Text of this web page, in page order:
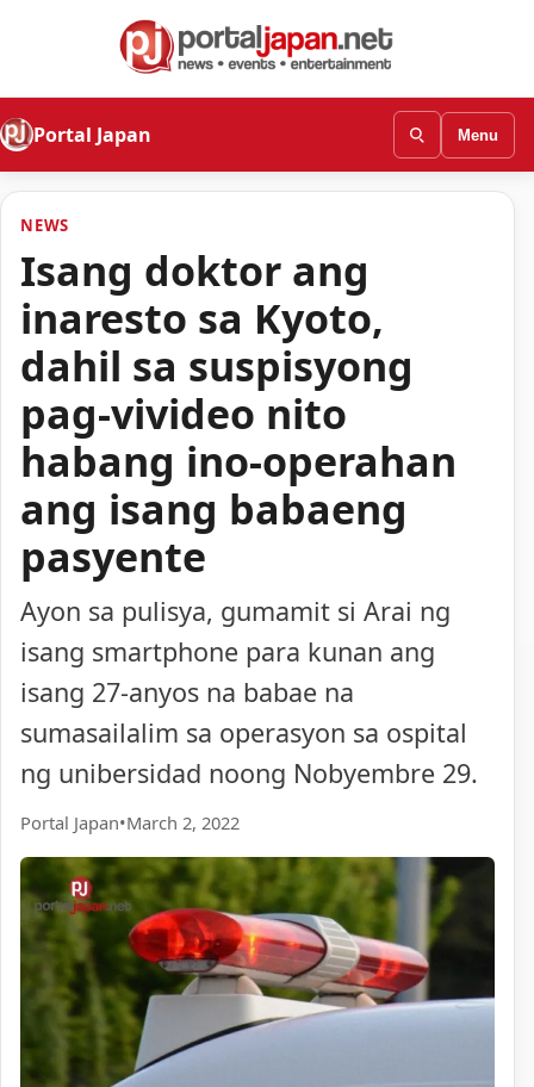
Portal Japan Menu
NEWS
Isang doktor ang
inaresto sa Kyoto,
dahil sa suspisyong
pag-vivideo nito
habang ino-operahan
ang isang babaeng
pasyente
Ayon sa pulisya, gumamit si Arai ng
isang smartphone para kunan ang
isang 27-anyos na babae na
sumasailalim sa operasyon sa ospital
ng unibersidad noong Nobyembre 29.
Portal Japan•March 2, 2022